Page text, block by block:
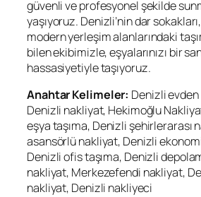
güvenli ve profesyonel şekilde
yaşıyoruz. Denizli’nin dar
modern yerleşim alanlarındaki
bilen ekibimizle, eşyalarınızı bir
hassasiyetiyle taşıyoruz.
Anahtar Kelimeler: Denizli
Denizli nakliyat, Hekimoğlu
eşya taşıma, Denizli şehirlerarası
asansörlü nakliyat, Denizli
Denizli ofis taşıma, Denizli
nakliyat, Merkezefendi nakliyat,
nakliyat, Denizli nakliyeci